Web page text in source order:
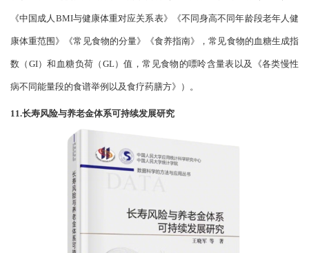
《中国成人BMI与健康体重对应关系表》《不同身高不同年龄段老年人健
康体重范围》《常见食物的分量》《食养指南》，常见食物的血糖生成指
数（GI）和血糖负荷（GL）值，常见食物的嘌呤含量表以及《各类慢性
病不同能量段的食谱举例以及食疗药膳方》）。
11.长寿风险与养老金体系可持续发展研究